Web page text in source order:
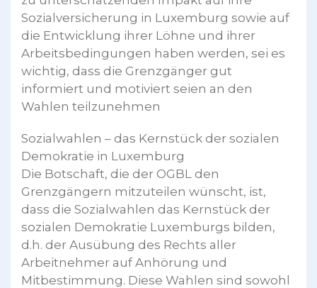
Sozialversicherung in Luxemburg sowie auf
die Entwicklung ihrer Löhne und ihrer
Arbeitsbedingungen haben werden, sei es
wichtig, dass die Grenzgänger gut
informiert und motiviert seien an den
Wahlen teilzunehmen
Sozialwahlen – das Kernstück der sozialen
Demokratie in Luxemburg
Die Botschaft, die der OGBL den
Grenzgängern mitzuteilen wünscht, ist,
dass die Sozialwahlen das Kernstück der
sozialen Demokratie Luxemburgs bilden,
d.h. der Ausübung des Rechts aller
Arbeitnehmer auf Anhörung und
Mitbestimmung. Diese Wahlen sind sowohl